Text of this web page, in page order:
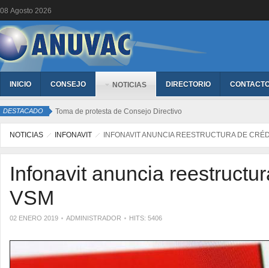
08 Agosto 2026
INICIO CONSEJO NOTICIAS DIRECTORIO
DESTACADO Toma de protesta de Consejo Directivo
NOTICIAS INFONAVIT INFONAVIT ANUNCIA REESTRUCTURA DE
Infonavit anuncia
VSM
02 ENERO 2019 ADMINISTRADOR HITS: 5406